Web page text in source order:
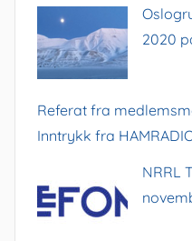
2020
Referat fra
Inntrykk fra
NRRL